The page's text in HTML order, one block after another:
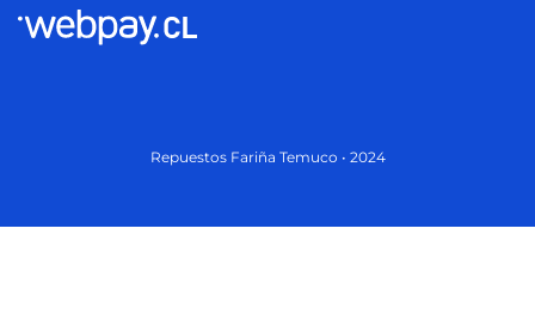
Repuestos Fariña Temuco • 2024